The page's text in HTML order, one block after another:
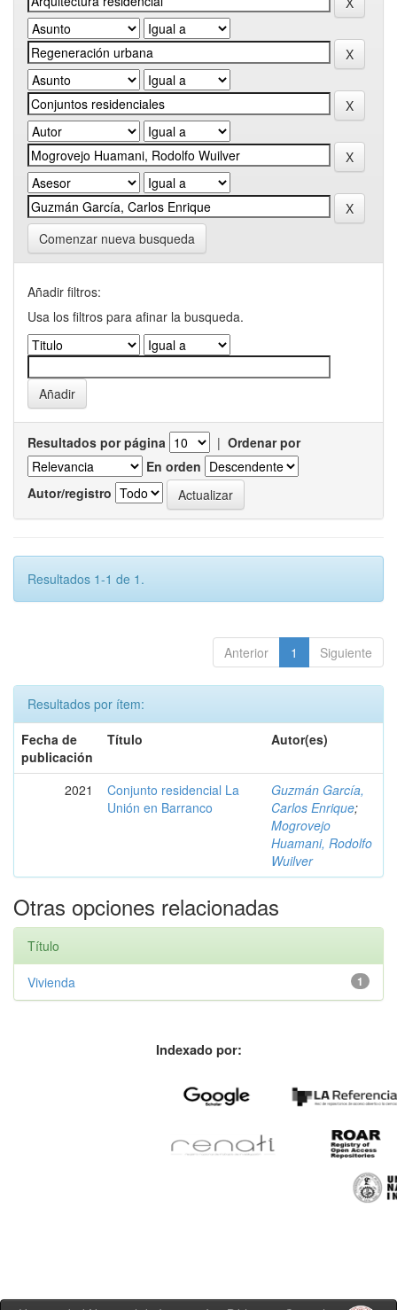
Comenzar nueva busqueda
Añadir filtros:
Usa los filtros para afinar la busqueda.
Resultados por página | Ordenar por
En orden
Autor/registro
Resultados 1-1 de 1.
Anterior 1 Siguiente
Resultados por ítem:
Fecha de
publicación
Título Autor(es)
2021
Conjunto residencial La
Unión en Barranco
Guzmán García,
Carlos Enrique;
Mogrovejo
Huamani, Rodolfo
Wuilver
Otras opciones relacionadas
Título
1
Vivienda
Indexado por: